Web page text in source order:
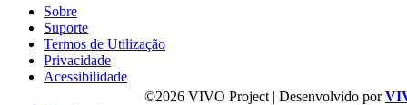
Sobre
Suporte
Termos de Utilização
Privacidade
Acessibilidade
©2026 VIVO Project | Desenvolvido por